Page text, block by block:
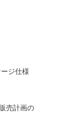
ジ仕様
売計画の